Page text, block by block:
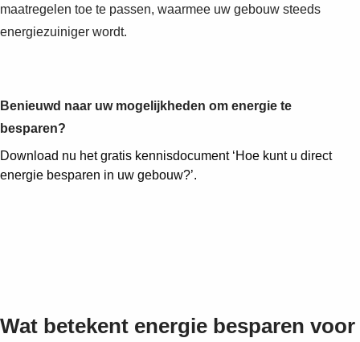
maatregelen toe te passen, waarmee uw gebouw steeds
energiezuiniger wordt.
Benieuwd naar uw mogelijkheden om energie te
besparen?
Download nu het gratis kennisdocument ‘Hoe kunt u direct
energie besparen in uw gebouw?’.
Wat betekent energie besparen voor